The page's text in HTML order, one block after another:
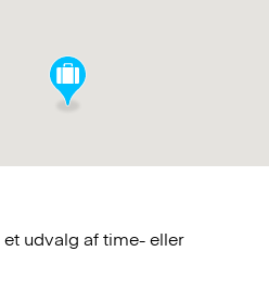
udvalg af time- eller